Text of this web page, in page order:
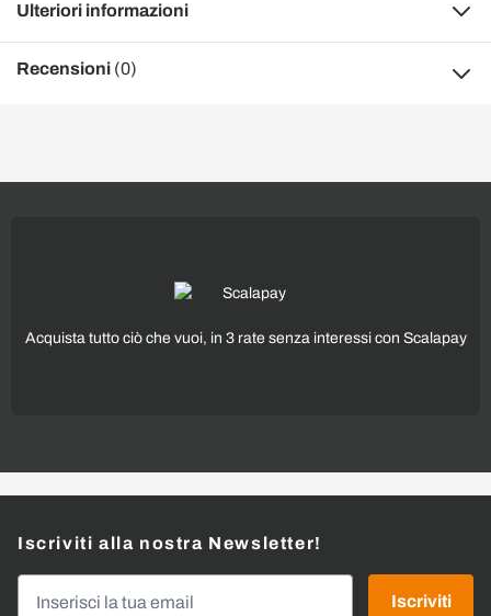
Ulteriori informazioni
Recensioni (0)
Acquista tutto ciò che vuoi, in 3 rate senza interessi con Scalapay
Iscriviti alla nostra Newsletter!
Iscriviti